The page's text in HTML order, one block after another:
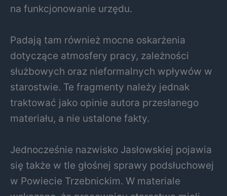
na funkcjonowanie urzędu.
Padają tam również mocne oskarżenia
dotyczące atmosfery pracy, zależności
służbowych oraz nieformalnych wpływów w
starostwie. Te fragmenty należy jednak
traktować jako opinie autora przesłanego
materiału, a nie ustalone fakty.
Jednocześnie nazwisko Jasłowskiej pojawia
się także w tle głośnej sprawy podsłuchowej
w Powiecie Trzebnickim. W materiale